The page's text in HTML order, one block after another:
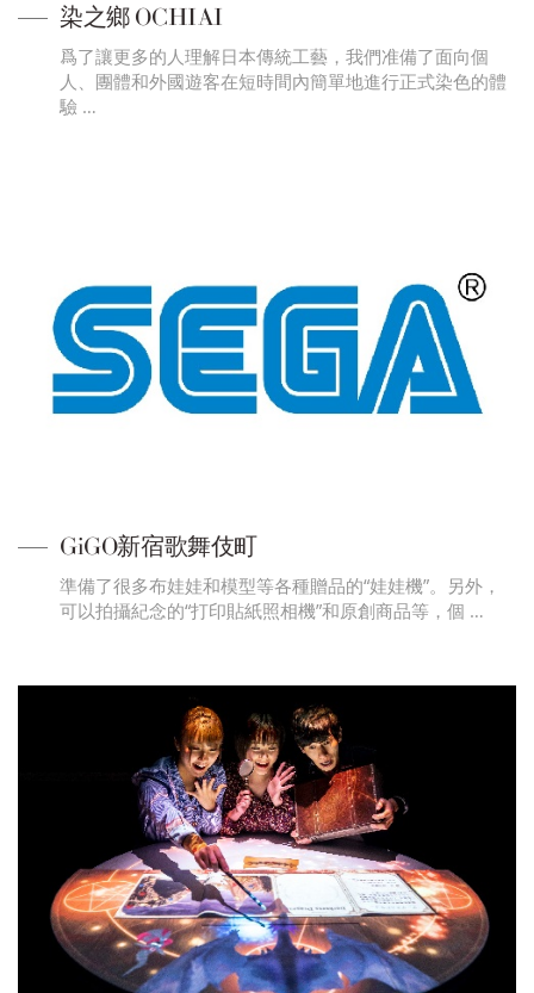
染之鄉 OCHIAI
爲了讓更多的人理解日本傳統工藝，我們准備了面向個
人、團體和外國遊客在短時間內簡單地進行正式染色的體
驗 …
GiGO新宿歌舞伎町
準備了很多布娃娃和模型等各種贈品的“娃娃機”。另外，
可以拍攝紀念的“打印貼紙照相機”和原創商品等，個 …